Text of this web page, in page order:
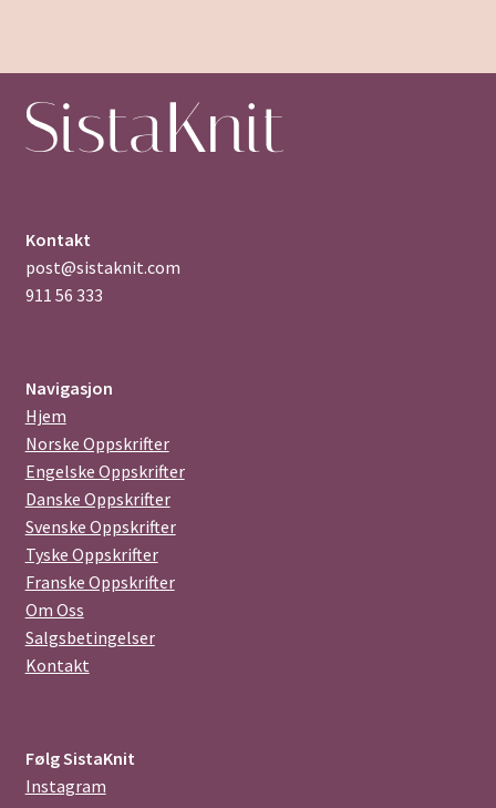
Kontakt
post@sistaknit.com
911 56 333
Navigasjon
Hjem
Norske Oppskrifter
Engelske Oppskrifter
Danske Oppskrifter
Svenske Oppskrifter
Tyske Oppskrifter
Franske Oppskrifter
Om Oss
Salgsbetingelser
Kontakt
Følg SistaKnit
Instagram